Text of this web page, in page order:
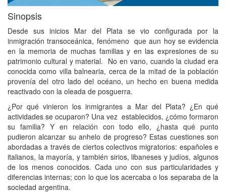
Sinopsis
Desde sus inicios Mar del Plata se vio configurada por la
inmigración transoceánica, fenómeno que aun hoy se evidencia
en la memoria de muchas familias y en las expresiones de su
patrimonio cultural y material. No en vano, cuando la ciudad era
conocida como villa balnearia, cerca de la mitad de la población
provenía del otro lado del océano, un hecho en buena medida
reactivado con la oleada de posguerra.
¿Por qué vinieron los inmigrantes a Mar del Plata? ¿En qué
actividades se ocuparon? Una vez establecidos, ¿cómo formaron
su familia? Y en relación con todo ello, ¿hasta qué punto
pudieron alcanzar su anhelo de progreso? Estas cuestiones son
abordadas a través de ciertos colectivos migratorios: españoles e
italianos, la mayoría, y también sirios, libaneses y judíos, algunos
de los menos conocidos. Cada uno con sus particularidades y
diferencias internas; con lo que los acercaba o los separaba de la
sociedad argentina.